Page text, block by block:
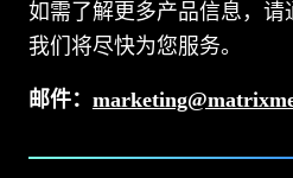
如需了解更多产品信息，请
我们将尽快为您服务。
邮件：